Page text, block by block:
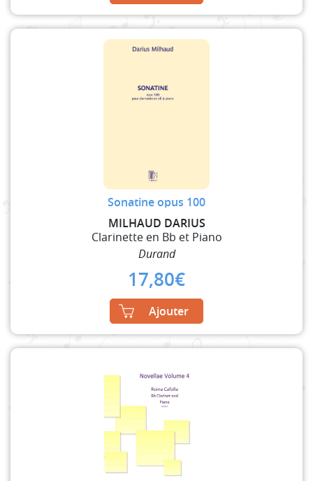
Sonatine opus 100
MILHAUD DARIUS
Clarinette en Bb et Piano
Durand
17,80€
Ajouter